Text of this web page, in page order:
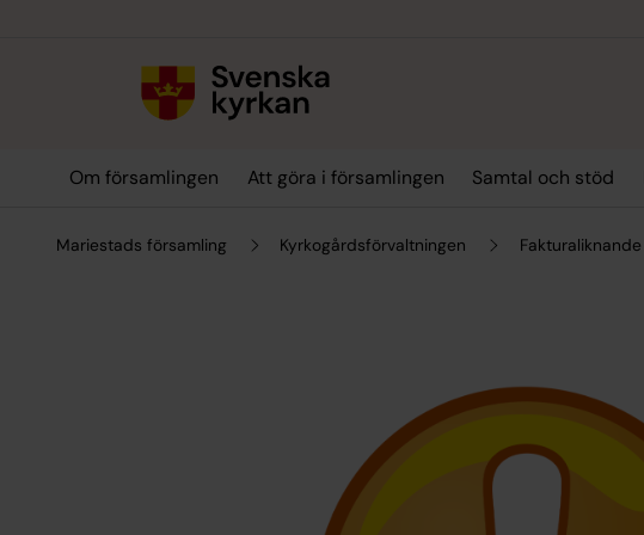
Om församlingen Att göra i församlingen Samtal och stöd
Mariestads församling Kyrkogårdsförvaltningen